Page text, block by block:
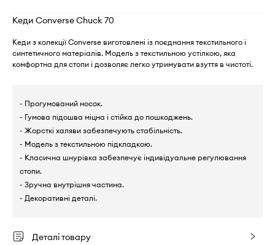
Кеди Converse Chuck 70
Кеди з колекції Converse виготовлені із поєднання текстильного і
синтетичного матеріалів. Модель з текстильною устілкою, яка
комфортна для стопи і дозволяє легко утримувати взуття в чистоті.
- Прогумований носок.
- Гумова підошва міцна і стійка до пошкоджень.
- Жорсткі халяви забезпечують стабільність.
- Модель з текстильною підкладкою.
- Класична шнурівка забезпечує індивідуальне регулювання
стопи.
- Зручна внутрішня частина.
- Декоративні деталі.
Деталі товару